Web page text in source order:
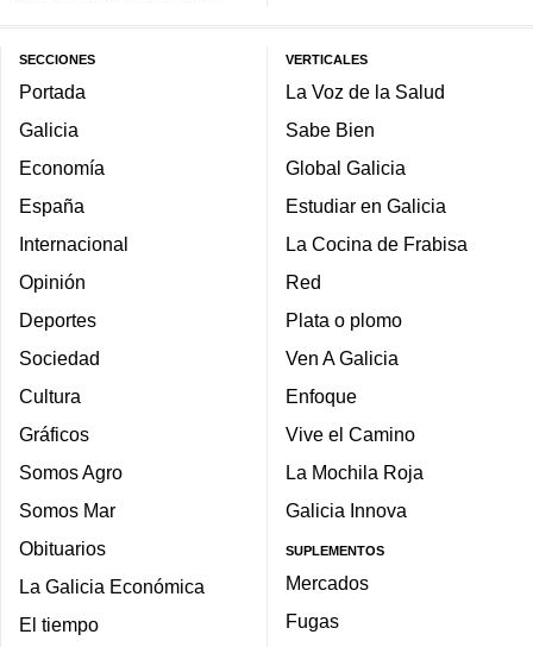
SECCIONES
Portada
Galicia
Economía
España
Internacional
Opinión
Deportes
Sociedad
Cultura
Gráficos
Somos Agro
Somos Mar
Obituarios
La Galicia Económica
El tiempo
VERTICALES
La Voz de la Salud
Sabe Bien
Global Galicia
Estudiar en Galicia
La Cocina de Frabisa
Red
Plata o plomo
Ven A Galicia
Enfoque
Vive el Camino
La Mochila Roja
Galicia Innova
SUPLEMENTOS
Mercados
Fugas